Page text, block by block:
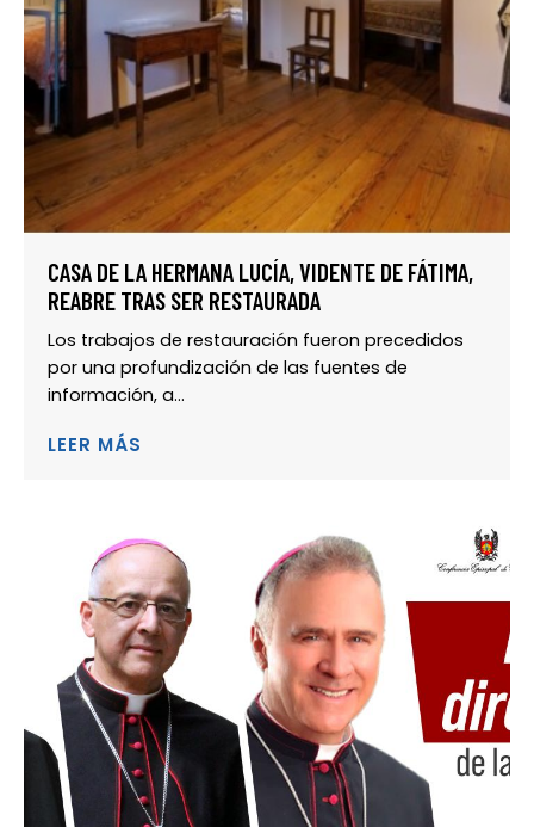
CASA DE LA HERMANA LUCÍA, VIDENTE DE FÁTIMA,
REABRE TRAS SER RESTAURADA
Los trabajos de restauración fueron precedidos
por una profundización de las fuentes de
información, a...
LEER MÁS